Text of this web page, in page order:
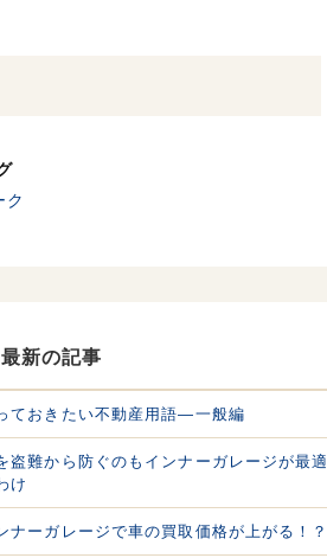
ク
最新の記事
ておきたい不動産用語—一般編
盗難から防ぐのもインナーガレージが最適
け
ナーガレージで車の買取価格が上がる！？